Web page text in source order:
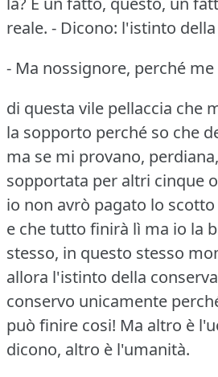
reale. - Dicono: l'istinto
- Ma nossignore, perché
di questa vile pellaccia che
la sopporto perché so che
ma se mi provano,
sopportata per altri cinque
io non avrò pagato lo
e che tutto finirà lì ma io la
stesso, in questo stesso
allora l'istinto della
conservo unicamente
può finire cosi! Ma altro è
dicono, altro è l'umanità.